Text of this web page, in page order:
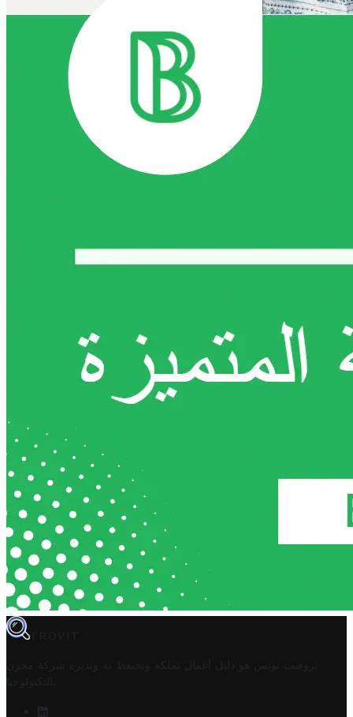
TROVIT
تروفيت تونس هو دليل أعمال تملكه وتحتفظ به وتديره
شركة مخزن
التكنولوجيا